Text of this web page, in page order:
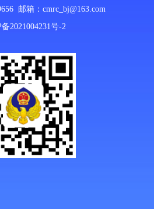
邮箱： cmrc_bj@163.com
2021004231号-2